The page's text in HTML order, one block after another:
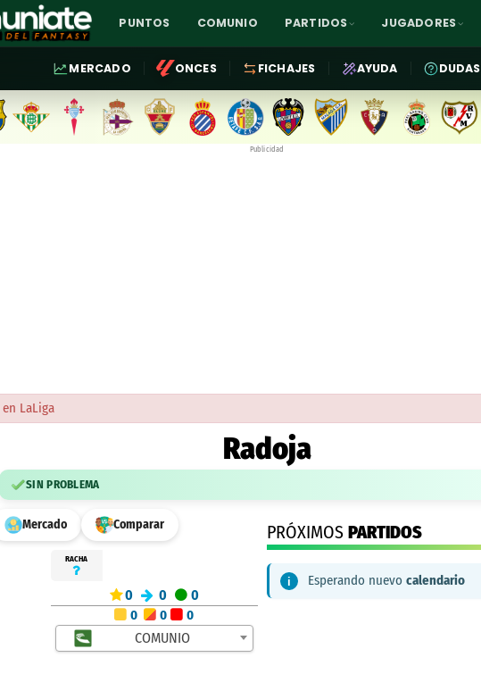
PUNTOS COMUNIO PARTIDOS JUGADORES
MERCADO ONCES FICHAJES AYUDA DUDAS
Publicidad
en LaLiga
Radoja
SIN PROBLEMA
Mercado Comparar
RACHA
0 0 0
0 0 0
COMUNIO
PRÓXIMOS PARTIDOS
Esperando nuevo calendario